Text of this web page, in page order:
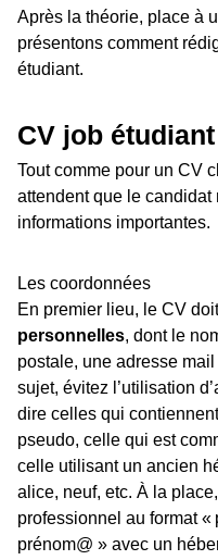
Après la théorie, place à
présentons comment
étudiant.
CV job étudiant
Tout comme pour un CV
attendent que le
informations importantes.
Les coordonnées
En premier lieu, le CV
personnelles, dont le
postale, une adresse
sujet, évitez l’utilisation
dire celles qui
pseudo, celle qui est
celle utilisant un ancien
alice, neuf, etc. À la
professionnel au format «
prénom@ » avec un